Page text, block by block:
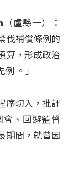
盧縣一）：
伐補償條例的
算，形成政治
。」
序切入，批評
、回避監督
期間，就曾因